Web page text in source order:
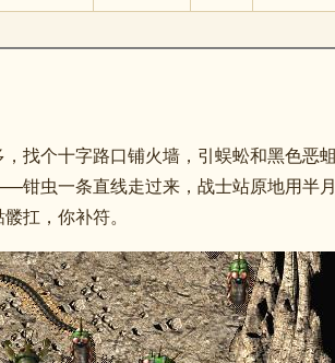
找个十字路口铺火墙，引蜈蚣和黑色恶
钳虫一条直线走过来，战士站原地用半
扛，你补符。